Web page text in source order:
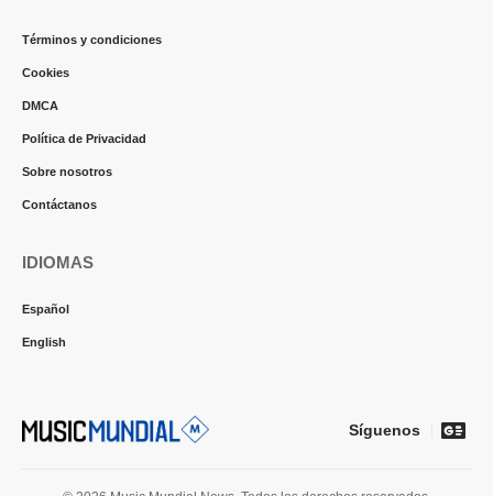
Términos y condiciones
Cookies
DMCA
Política de Privacidad
Sobre nosotros
Contáctanos
IDIOMAS
Español
English
Síguenos